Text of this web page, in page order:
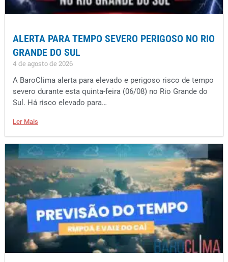
ALERTA PARA TEMPO SEVERO PERIGOSO NO RIO
GRANDE DO SUL
4 de agosto de 2026
A BaroClima alerta para elevado e perigoso risco de tempo
severo durante esta quinta-feira (06/08) no Rio Grande do
Sul. Há risco elevado para…
Ler Mais